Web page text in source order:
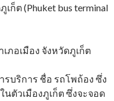
ก็ต (Phuket bus terminal
ภอเมือง จังหวัดภูเก็ต
บริการ ชื่อ รถโพถ้อง ซึ่ง
ตัวเมืองภูเก็ต ซึ่งจะจอด